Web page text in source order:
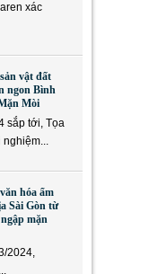
xác
vật đất
ngon Bình
Mòi
sắp tới, Tọa
nghiệm...
hóa ẩm
Sài Gòn từ
mặn
2024,